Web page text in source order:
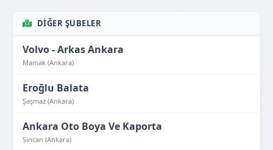
DIĞER ŞUBELER
Volvo - Arkas Ankara
Mamak (Ankara)
Eroğlu Balata
Şaşmaz (Ankara)
Ankara Oto Boya Ve Kaporta
Sincan (Ankara)